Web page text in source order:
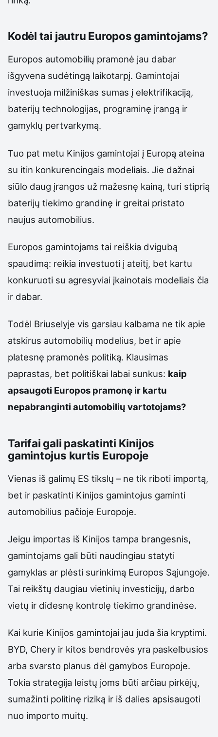
Kodėl tai jautru Europos gamintojams?
Europos automobilių pramonė jau dabar
išgyvena sudėtingą laikotarpį. Gamintojai
investuoja milžiniškas sumas į elektrifikaciją,
baterijų technologijas, programinę įrangą ir
gamyklų pertvarkymą.
Tuo pat metu Kinijos gamintojai į Europą ateina
su itin konkurencingais modeliais. Jie dažnai
siūlo daug įrangos už mažesnę kainą, turi stiprią
baterijų tiekimo grandinę ir greitai pristato
naujus automobilius.
Europos gamintojams tai reiškia dvigubą
spaudimą: reikia investuoti į ateitį, bet kartu
konkuruoti su agresyviai įkainotais modeliais čia
ir dabar.
Todėl Briuselyje vis garsiau kalbama ne tik apie
atskirus automobilių modelius, bet ir apie
platesnę pramonės politiką. Klausimas
paprastas, bet politiškai labai sunkus: kaip
apsaugoti Europos pramonę ir kartu
nepabranginti automobilių vartotojams?
Tarifai gali paskatinti Kinijos
gamintojus kurtis Europoje
Vienas iš galimų ES tikslų – ne tik riboti importą,
bet ir paskatinti Kinijos gamintojus gaminti
automobilius pačioje Europoje.
Jeigu importas iš Kinijos tampa brangesnis,
gamintojams gali būti naudingiau statyti
gamyklas ar plėsti surinkimą Europos Sąjungoje.
Tai reikštų daugiau vietinių investicijų, darbo
vietų ir didesnę kontrolę tiekimo grandinėse.
Kai kurie Kinijos gamintojai jau juda šia kryptimi.
BYD, Chery ir kitos bendrovės yra paskelbusios
arba svarsto planus dėl gamybos Europoje.
Tokia strategija leistų joms būti arčiau pirkėjų,
sumažinti politinę riziką ir iš dalies apsisaugoti
nuo importo muitų.